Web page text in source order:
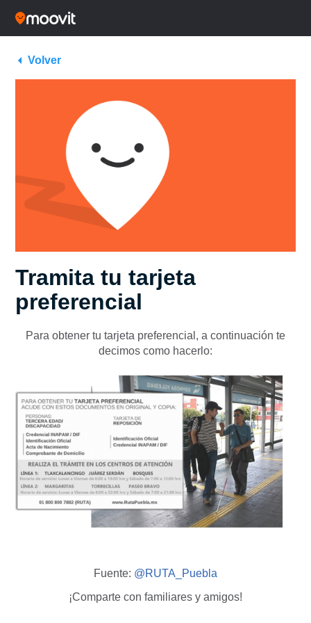
Volver
Tramita tu tarjeta
preferencial
Para obtener tu tarjeta preferencial, a continuación te
decimos como hacerlo:
Fuente: @RUTA_Puebla
¡Comparte con familiares y amigos!